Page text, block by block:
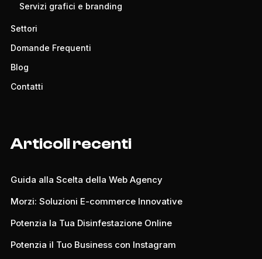
Servizi grafici e branding
Settori
Domande Frequenti
Blog
Contatti
Articoli recenti
Guida alla Scelta della Web Agency
Morzi: Soluzioni E-commerce Innovative
Potenzia la Tua Disinfestazione Online
Potenzia il Tuo Business con Instagram